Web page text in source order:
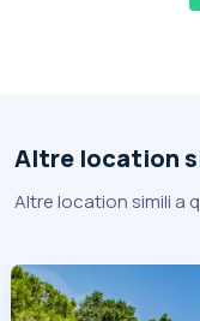
Altre location
Altre location simili a